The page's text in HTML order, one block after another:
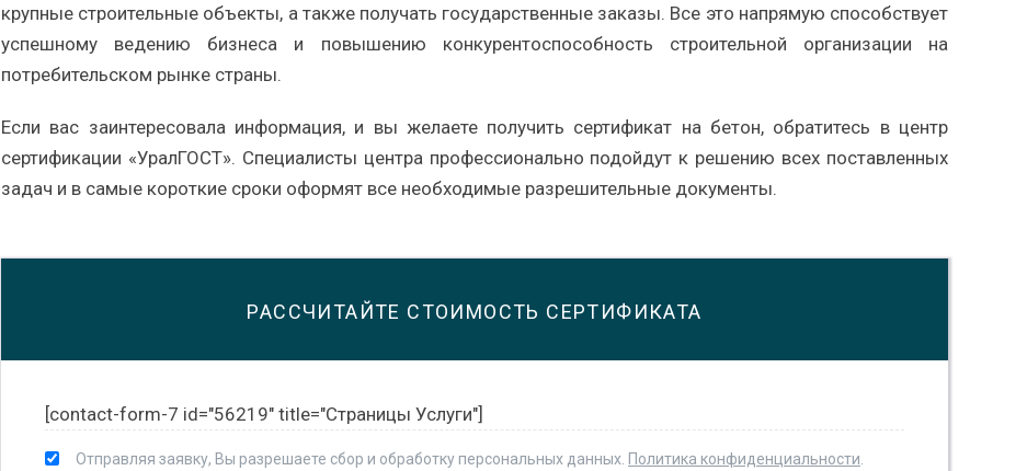
крупные строительные объекты, а также получать государственные заказы. Все это напрямую способствует
успешному ведению бизнеса и повышению конкурентоспособность строительной организации на
потребительском рынке страны.
Если вас заинтересовала информация, и вы желаете получить сертификат на бетон, обратитесь в центр
сертификации «УралГОСТ». Специалисты центра профессионально подойдут к решению всех поставленных
задач и в самые короткие сроки оформят все необходимые разрешительные документы.
РАССЧИТАЙТЕ СТОИМОСТЬ СЕРТИФИКАТА
[contact-form-7 id="56219" title="Страницы Услуги"]
Отправляя заявку, Вы разрешаете сбор и обработку персональных данных. Политика конфиденциальности.